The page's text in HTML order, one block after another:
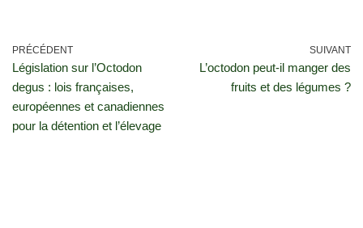
PRÉCÉDENT
Législation sur l’Octodon
degus : lois françaises,
européennes et canadiennes
pour la détention et l’élevage
SUIVANT
L’octodon peut-il manger des
fruits et des légumes ?